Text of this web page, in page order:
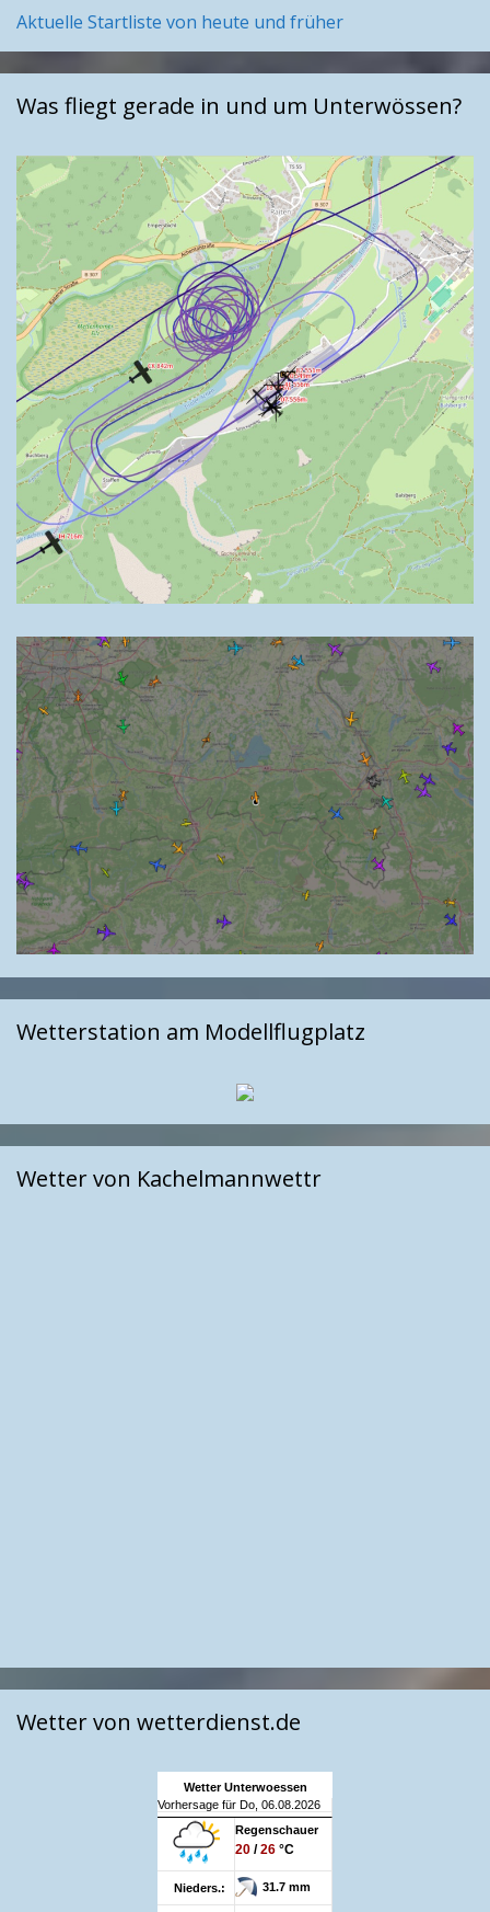
Aktuelle Startliste von heute und früher
Was fliegt gerade in und um Unterwössen?
Wetterstation am Modellflugplatz
Wetter von Kachelmannwettr
Wetter von wetterdienst.de
Wetter Unterwoessen
Vorhersage für Do, 06.08.2026
Regenschauer
20 /26 °C
Nieders.: 31.7 mm